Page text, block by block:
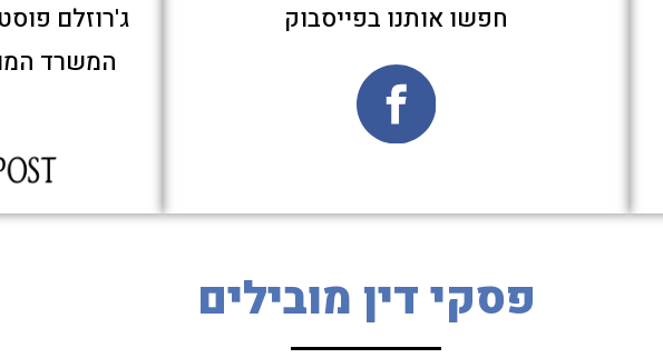
חפשו אותנו בפייסבוק
ג'רוזלם
המשרד
פסקי דין מובילים